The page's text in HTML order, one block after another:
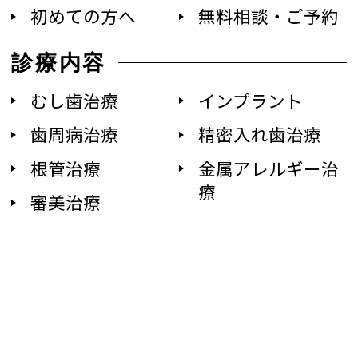
初めての方へ
無料相談・ご予約
診療内容
むし歯治療
歯周病治療
根管治療
審美治療
インプラント
精密入れ歯治療
金属アレルギー治
療